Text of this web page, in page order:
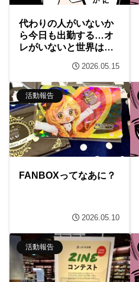
代わりの人がいないか
ら今日も出勤する…オ
レがいないと世界はま
2026.05.15
活動報告
FANBOXってなあに？
2026.05.10
活動報告